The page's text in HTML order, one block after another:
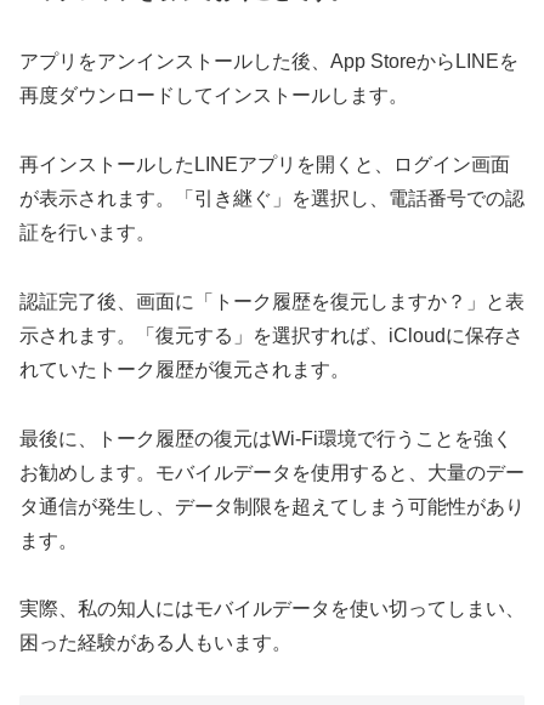
アプリをアンインストールした後、App StoreからLINEを
再度ダウンロードしてインストールします。
再インストールしたLINEアプリを開くと、ログイン画面
が表示されます。「引き継ぐ」を選択し、電話番号での認
証を行います。
認証完了後、画面に「トーク履歴を復元しますか？」と表
示されます。「復元する」を選択すれば、iCloudに保存さ
れていたトーク履歴が復元されます。
最後に、トーク履歴の復元はWi-Fi環境で行うことを強く
お勧めします。モバイルデータを使用すると、大量のデー
タ通信が発生し、データ制限を超えてしまう可能性があり
ます。
実際、私の知人にはモバイルデータを使い切ってしまい、
困った経験がある人もいます。